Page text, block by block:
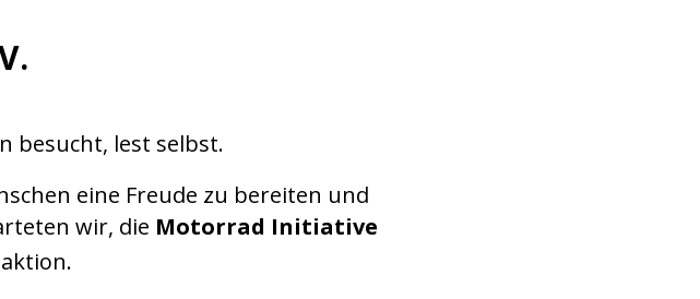
besucht, lest selbst.
eine Freude zu bereiten und
wir, die Motorrad Initiative